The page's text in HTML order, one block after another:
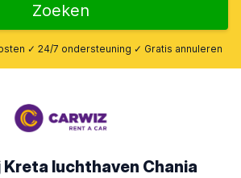
Zoeken
✓ 24/7 ondersteuning ✓ Gratis annuleren
Kreta luchthaven Chania